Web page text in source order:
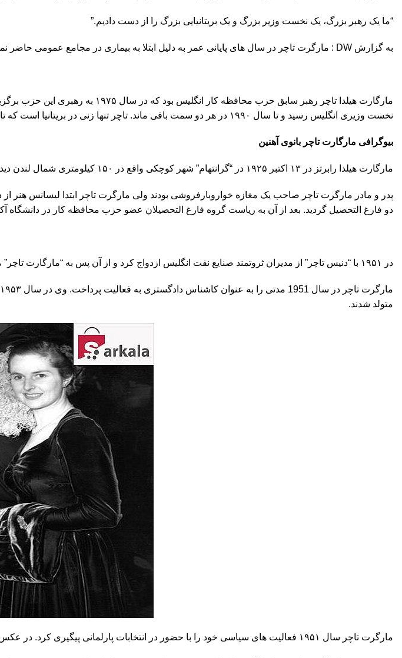
“ما یک رهبر بزرگ، یک نخست وزیر بزرگ و یک بریتانیایی بزرگ را از دست دادیم.”
به گزارش DW : مارگرت تاچر در سال های پایانی عمر به دلیل ابتلا به بیماری در مجامع عمومی حاضر نمی شد.
نخست وزیری انگلیس رسید و تا سال ۱۹۹۰ در هر دو سمت باقی ماند. تاچر تنها زنی در بریتانیا است که تاکنون دارای این دو پست به صورت همزمان بوده است.
بیوگرافی مارگارت تاچر بانوی آهنین
مارگارت هیلدا رابرتز در ۱۳ اکتبر ۱۹۲۵ در “گرانتهام” شهر کوچکی واقع در ۱۵۰ کیلومتری شمال لندن دیده به جهان گشود.
پدر و مادر مارگرت تاچر صاحب یک مغازه خواروبارفروشی بودند ولی مارگرت تاچر ابتدا لیسانس هنر
دو فارغ التحصیل گردید. بعد از آن به ریاست گروه فارغ التحصیلان عضو حزب محافظه کار در دانشگاه
در ۱۹۵۱ با “دنیس تاچر” از مدیران ثروتمند صنایع نفت انگلیس ازدواج کرد و از آن پس به “مارگارت تاچر” مشهور شد.
متولد شدند.
مارگرت تاچر سال ۱۹۵۱ فعالیت های سیاسی خود را با حضور در انتخابات پارلمانی پیگیری کرد. در عکس فوق وی در جمع کارگران، سرگرم تبلیغات انتخاباتی است.